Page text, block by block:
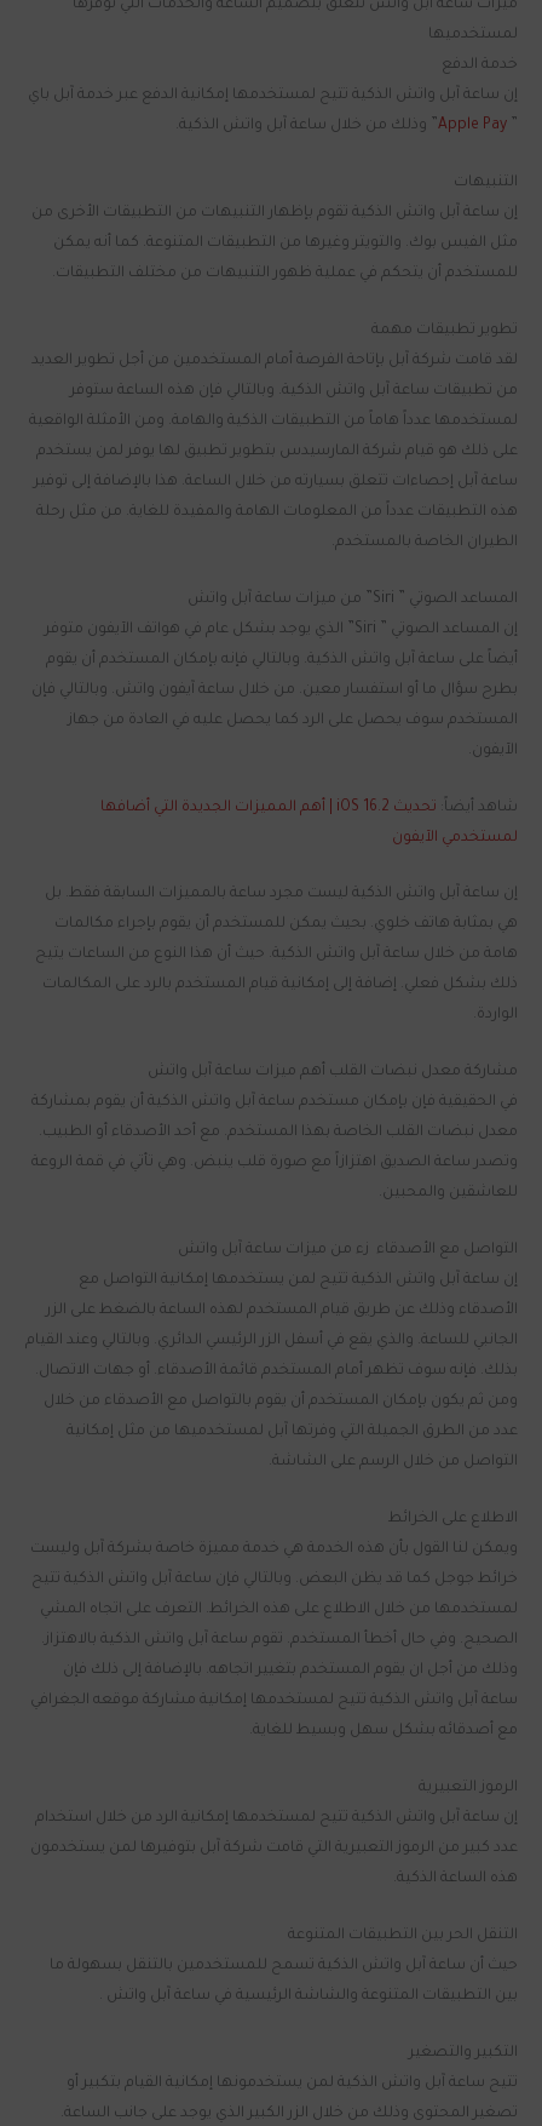
ميزات ساعة آبل واتش تتعلق بتصميم الساعة والخدمات التي توفرها
لمستخدميها
خدمة الدفع
إن ساعة آبل واتش الذكية تتيح لمستخدمها إمكانية الدفع عبر خدمة آبل باي
Apple Pay ” وذلك من خلال ساعة آبل واتش الذكية.
التنبيهات
إن ساعة آبل واتش الذكية تقوم بإظهار التنبيهات من التطبيقات الأخرى من
مثل الفيس بوك. والتويتر وغيرها من التطبيقات المتنوعة. كما أنه يمكن
للمستخدم أن يتحكم في عملية ظهور التنبيهات من مختلف التطبيقات.
تطوير تطبيقات مهمة
لقد قامت شركة آبل بإتاحة الفرصة أمام المستخدمين من أجل تطوير العديد
من تطبيقات ساعة آبل واتش الذكية. وبالتالي فإن هذه الساعة ستوفر
لمستخدمها عدداً هاماً من التطبيقات الذكية والهامة. ومن الأمثلة الواقعية
على ذلك هو قيام شركة المارسيدس بتطوير تطبيق لها يوفر لمن يستخدم
ساعة آبل إحصاءات تتعلق بسيارته من خلال الساعة. هذا بالإضافة إلى توفير
هذه التطبيقات عدداً من المعلومات الهامة والمفيدة للغاية. من مثل رحلة
الطيران الخاصة بالمستخدم.
المساعد الصوتي ” Siri” من ميزات ساعة آبل واتش
إن المساعد الصوتي ” Siri” الذي يوجد بشكل عام في هواتف الآيفون متوفر
أيضاً على ساعة آبل واتش الذكية. وبالتالي فإنه بإمكان المستخدم أن يقوم
بطرح سؤال ما أو استفسار معين. من خلال ساعة آيفون واتش. وبالتالي فإن
المستخدم سوف يحصل على الرد كما يحصل عليه في العادة من جهاز
الآيفون.
شاهد أيضاً:
تحديث iOS 16.2 | أهم المميزات الجديدة التي أضافها
لمستخدمي الآيفون
إن ساعة آبل واتش الذكية ليست مجرد ساعة بالمميزات السابقة فقط. بل
هي بمثابة هاتف خلوي. بحيث يمكن للمستخدم أن يقوم بإجراء مكالمات
هامة من خلال ساعة آبل واتش الذكية. حيث أن هذا النوع من الساعات يتيح
ذلك بشكل فعلي. إضافة إلى إمكانية قيام المستخدم بالرد على المكالمات
الواردة.
مشاركة معدل نبضات القلب أهم ميزات ساعة آبل واتش
في الحقيقية فإن بإمكان مستخدم ساعة آبل واتش الذكية أن يقوم بمشاركة
معدل نبضات القلب الخاصة بهذا المستخدم. مع أحد الأصدقاء أو الطبيب.
وتصدر ساعة الصديق اهتزازاً مع صورة قلب ينبض. وهي تأتي في قمة الروعة
للعاشقين والمحبين.
التواصل مع الأصدقاء زء من ميزات ساعة آبل واتش
إن ساعة آبل واتش الذكية تتيح لمن يستخدمها إمكانية التواصل مع
الأصدقاء وذلك عن طريق قيام المستخدم لهذه الساعة بالضغط على الزر
الجانبي للساعة. والذي يقع في أسفل الزر الرئيسي الدائري. وبالتالي وعند القيام
بذلك. فإنه سوف تظهر أمام المستخدم قائمة الأصدقاء. أو جهات الاتصال.
ومن ثم يكون بإمكان المستخدم أن يقوم بالتواصل مع الأصدقاء من خلال
عدد من الطرق الجميلة التي وفرتها آبل لمستخدميها من مثل إمكانية
التواصل من خلال الرسم على الشاشة.
الاطلاع على الخرائط
ويمكن لنا القول بأن هذه الخدمة هي خدمة مميزة خاصة بشركة آبل وليست
خرائط جوجل كما قد يظن البعض. وبالتالي فإن ساعة آبل واتش الذكية تتيح
لمستخدمها من خلال الاطلاع على هذه الخرائط. التعرف على اتجاه المشي
الصحيح. وفي حال أخطأ المستخدم. تقوم ساعة آبل واتش الذكية بالاهتزاز.
وذلك من أجل ان يقوم المستخدم بتغيير اتجاهه. بالإضافة إلى ذلك فإن
ساعة آبل واتش الذكية تتيح لمستخدمها إمكانية مشاركة موقعه الجغرافي
مع أصدقائه بشكل سهل وبسيط للغاية.
الرموز التعبيرية
إن ساعة آبل واتش الذكية تتيح لمستخدمها إمكانية الرد من خلال استخدام
عدد كبير من الرموز التعبيرية التي قامت شركة آبل بتوفيرها لمن يستخدمون
هذه الساعة الذكية.
التنقل الحر بين التطبيقات المتنوعة
حيث أن ساعة آبل واتش الذكية تسمح للمستخدمين بالتنقل بسهولة ما
بين التطبيقات المتنوعة والشاشة الرئيسية في ساعة آبل واتش .
التكبير والتصغير
تتيح ساعة آبل واتش الذكية لمن يستخدمونها إمكانية القيام بتكبير أو
تصغير المحتوى وذلك من خلال الزر الكبير الذي يوجد على جانب الساعة.